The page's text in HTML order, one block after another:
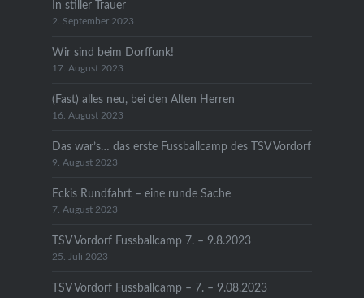
In stiller Trauer
2. September 2023
Wir sind beim Dorffunk!
17. August 2023
(Fast) alles neu, bei den Alten Herren
16. August 2023
Das war’s… das erste Fussballcamp des TSV Vordorf
9. August 2023
Eckis Rundfahrt – eine runde Sache
7. August 2023
TSV Vordorf Fussballcamp 7. – 9.8.2023
25. Juli 2023
TSV Vordorf Fussballcamp – 7. – 9.08.2023